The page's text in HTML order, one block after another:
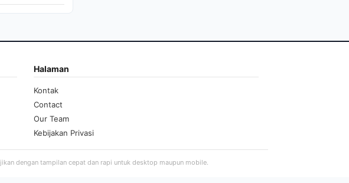
Halaman
Kontak
Contact
Our Team
Kebijakan Privasi
dengan tampilan cepat dan rapi untuk desktop maupun mobile.